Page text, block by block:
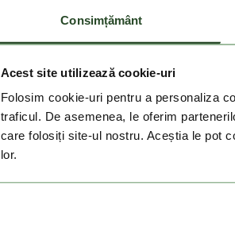
Consimțământ
Acest site utilizează cookie-uri
Folosim cookie-uri pentru a personaliza
traficul. De asemenea, le oferim
care folosiți site-ul nostru. Aceștia le pot
lor.